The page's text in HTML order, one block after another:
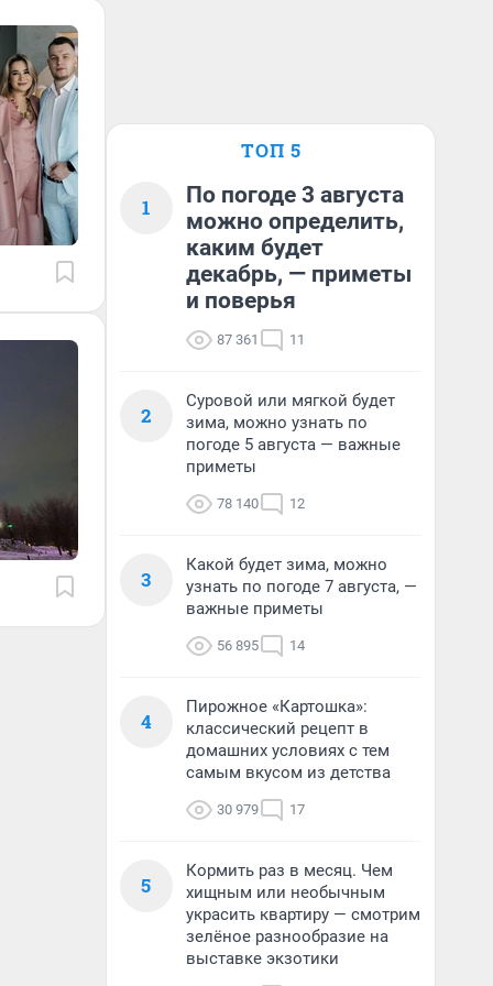
ТОП 5
1
По погоде 3 августа
можно определить,
каким будет
декабрь, — приметы
и поверья
87 361 11
2
Суровой или мягкой будет
зима, можно узнать по
погоде 5 августа — важные
приметы
78 140 12
3
Какой будет зима, можно
узнать по погоде 7 августа, —
важные приметы
56 895 14
4
Пирожное «Картошка»:
классический рецепт в
домашних условиях с тем
самым вкусом из детства
30 979 17
5
Кормить раз в месяц. Чем
хищным или необычным
украсить квартиру — смотрим
зелёное разнообразие на
выставке экзотики